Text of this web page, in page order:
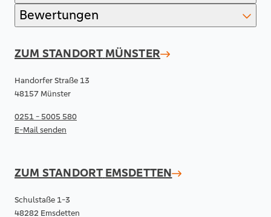
Bewertungen
ZUM STANDORT MÜNSTER
Handorfer Straße 13
48157 Münster
0251 - 5005 580
E-Mail senden
ZUM STANDORT EMSDETTEN
Schulstaße 1-3
48282 Emsdetten